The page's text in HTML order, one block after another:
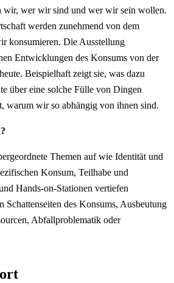
wir, wer wir sind und wer wir sein wollen.
werden zunehmend von dem
konsumieren. Die Ausstellung
Entwicklungen des Konsums von der
Beispielhaft zeigt sie, was dazu
über eine solche Fülle von Dingen
warum wir so abhängig von ihnen sind.
Themen auf wie Identität und
Konsum, Teilhabe und
Hands-on-Stationen vertiefen
Schattenseiten des Konsums, Ausbeutung
Abfallproblematik oder